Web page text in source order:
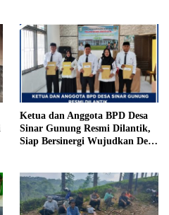
Penjara
Ketua dan Anggota BPD Desa
Sinar Gunung Resmi Dilantik,
Siap Bersinergi Wujudkan Desa